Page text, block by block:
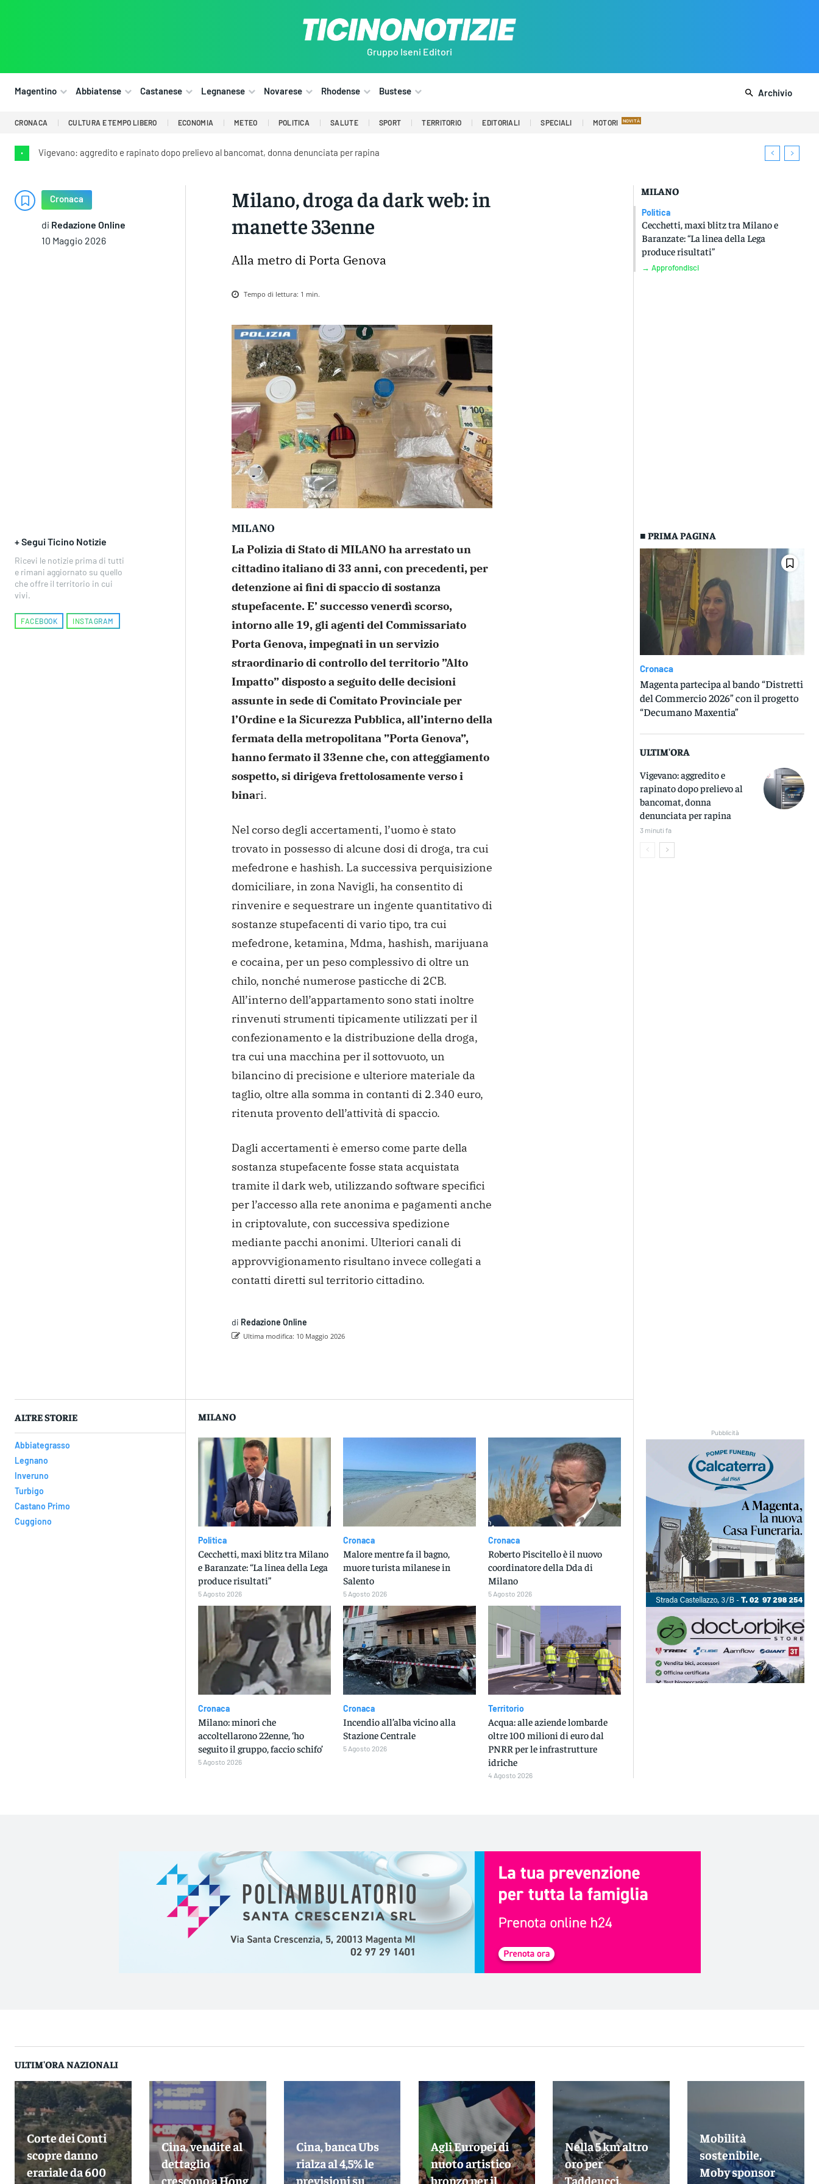
Gruppo Iseni Editori
Magentino Abbiatense Castanese Legnanese Novarese Rhodense Bustese Archivio
CRONACA CULTURA E TEMPO LIBERO ECONOMIA METEO POLITICA SALUTE SPORT TERRITORIO EDITORIALI SPECIALI MOTORI
• Vigevano: aggredito e rapinato dopo prelievo al bancomat, donna denunciata per rapina
Cronaca
di Redazione Online
10 Maggio 2026
Milano, droga da dark web: in
manette 33enne
Alla metro di Porta Genova
Tempo di lettura: 1 min.
MILANO
Politica
Cecchetti, maxi blitz tra Milano e
Baranzate: “La linea della Lega
produce risultati”
→ Approfondisci
+ Segui Ticino Notizie
Ricevi le notizie prima di tutti
e rimani aggiornato su quello
che offre il territorio in cui
vivi.
FACEBOOK INSTAGRAM
MILANO
La Polizia di Stato di MILANO haarrestato un
cittadino italiano di 33 anni, con precedenti, per
detenzione ai fini di spaccio di sostanza
stupefacente. E’ successovenerdì scorso,
intorno alle 19, gli agenti del Commissariato
PortaGenova, impegnati in un servizio
straordinario di controllo delterritorio ”Alto
Impatto” disposto a seguito delle decisioni
assuntein sede di Comitato Provinciale per
l’Ordine e la Sicurezza Pubblica,all’interno della
fermata della metropolitana ”Porta Genova”,
hannofermato il 33enne che, con atteggiamento
sospetto, si dirigevafrettolosamente verso i
binari.
Nel corso degli accertamenti, l’uomo è stato
trovato in possesso di alcune dosi di droga, tra cui
mefedrone e hashish. La successiva perquisizione
domiciliare, in zona Navigli, ha consentito di
rinvenire e sequestrare un ingente quantitativo di
sostanze stupefacenti di vario tipo, tra cui
mefedrone, ketamina, Mdma, hashish, marijuana
e cocaina, per un peso complessivo di oltre un
chilo, nonché numerose pasticche di 2CB.
All’interno dell’appartamento sono stati inoltre
rinvenuti strumenti tipicamente utilizzati per il
confezionamento e la distribuzione della droga,
tra cui una macchina per il sottovuoto, un
bilancino di precisione e ulteriore materiale da
taglio, oltre alla somma in contanti di 2.340 euro,
ritenuta provento dell’attività di spaccio.
Dagli accertamenti è emerso come parte della
sostanza stupefacente fosse stata acquistata
tramite il dark web, utilizzando software specifici
per l’accesso alla rete anonima e pagamenti anche
in criptovalute, con successiva spedizione
mediante pacchi anonimi. Ulteriori canali di
approvvigionamento risultano invece collegati a
contatti diretti sul territorio cittadino.
di Redazione Online
Ultima modifica: 10 Maggio 2026
■ PRIMA PAGINA
Cronaca
Magenta partecipa al bando “Distretti
del Commercio 2026” con il progetto
“Decumano Maxentia”
ULTIM'ORA
Vigevano: aggredito e
rapinato dopo prelievo al
bancomat, donna
denunciata per rapina
3 minuti fa
ALTRE STORIE
Abbiategrasso
Legnano
Inveruno
Turbigo
Castano Primo
Cuggiono
MILANO
Politica
Cecchetti, maxi blitz tra Milano
e Baranzate: “La linea della Lega
produce risultati”
5 Agosto 2026
Cronaca
Malore mentre fa il bagno,
muore turista milanese in
Salento
5 Agosto 2026
Cronaca
Roberto Piscitello è il nuovo
coordinatore della Dda di
Milano
5 Agosto 2026
Cronaca
Milano: minori che
accoltellarono 22enne, ‘ho
seguito il gruppo, faccio schifo’
5 Agosto 2026
Cronaca
Incendio all’alba vicino alla
Stazione Centrale
5 Agosto 2026
Territorio
Acqua: alle aziende lombarde
oltre 100 milioni di euro dal
PNRR per le infrastrutture
idriche
4 Agosto 2026
Pubblicità
ULTIM'ORA NAZIONALI
Corte dei Conti
scopre danno
erariale da 600
Cina, vendite al
dettaglio
crescono a Hong
Cina, banca Ubs
rialza al 4,5% le
previsioni su
Agli Europei di
nuoto artistico
bronzo per il
Nella 5 km altro
oro per
Taddeucci,
Mobilità
sostenibile,
Moby sponsor